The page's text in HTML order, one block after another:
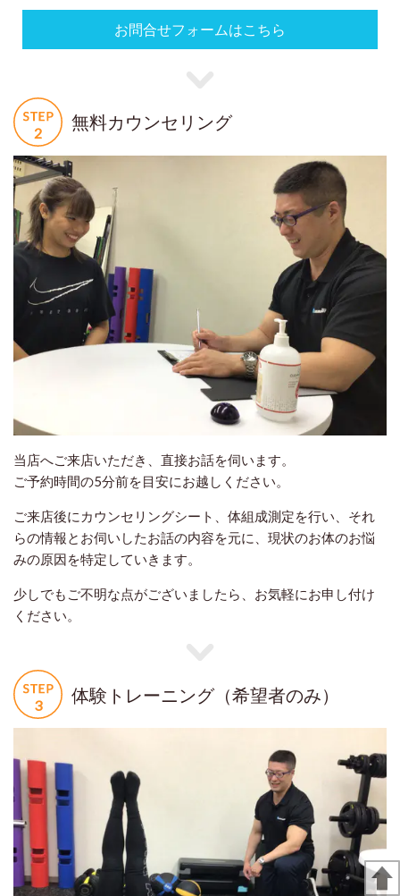
お問合せフォームはこちら
無料カウンセリング
当店へご来店いただき、直接お話を伺います。
ご予約時間の5分前を目安にお越しください。
ご来店後にカウンセリングシート、体組成測定を行い、それ
らの情報とお伺いしたお話の内容を元に、現状のお体のお悩
みの原因を特定していきます。
少しでもご不明な点がございましたら、お気軽にお申し付け
ください。
体験トレーニング（希望者のみ）